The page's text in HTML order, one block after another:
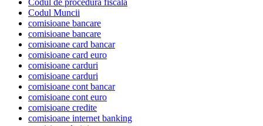
Codul Muncii
comisioane bancare
comisioane bancare
comisioane card bancar
comisioane card euro
comisioane carduri
comisioane carduri
comisioane cont bancar
comisioane cont euro
comisioane credite
comisioane internet banking